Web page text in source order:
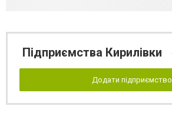
Підприємства Кирилівки
Додати підприємство